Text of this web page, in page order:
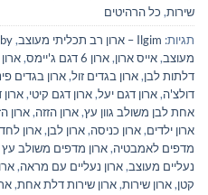
שירות, כל הרהיטים
תגיות: Ilgim – ארון רב תכליתי מעוצב ,
מעוצב,אייס ארון,ארון 6 דגם ג'יימס ,
דלתות לבן,ארון בגדים זול,ארון בגדים
דולצ'ה,ארון דגם יעל,ארון דגם קיטי,
אחת לבן משולב גוון עץ,ארון הזזה,ארון
ארון ילדים,ארון כניסה,ארון לבן,ארון
מדפים לאמבטיה,ארון מדפים משולב
נעליים מעוצב,ארון נעליים עם מראה,
קטן,ארון שירות,ארון שירות דלת אחת,